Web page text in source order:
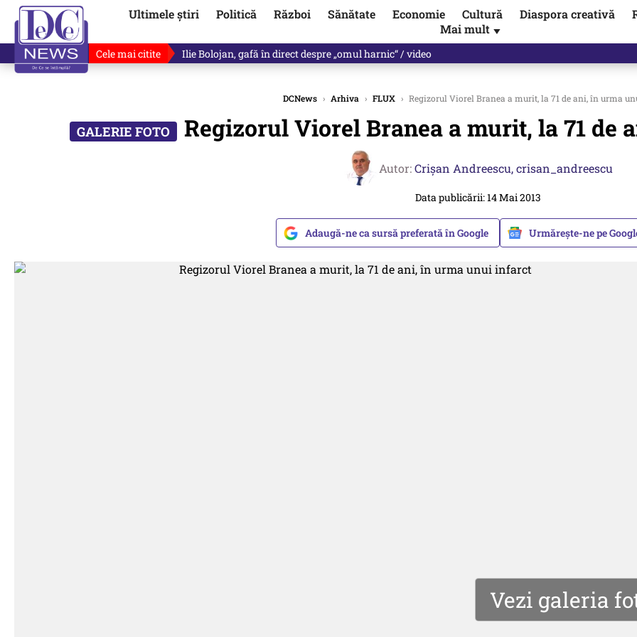
Ultimele știri Politică Război Sănătate Economie Cultură Diaspora creativă
Mai mult ▼
Cele mai citite Ilie Bolojan, gafă în direct despre „omul harnic“ / video
DCNews › Arhiva › FLUX › Regizorul Viorel Branea a murit, la 71 de ani, în urma
Regizorul Viorel Branea a murit, la 71 de
Autor:Crişan Andreescu,crisan_andreescu
Data publicării: 14 Mai 2013
Adaugă-ne ca sursă preferată în Google Urmărește-ne pe
Vezi galeria